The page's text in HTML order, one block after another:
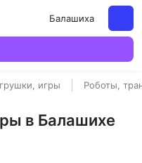
Балашиха
игры Роботы,
в Балашихе